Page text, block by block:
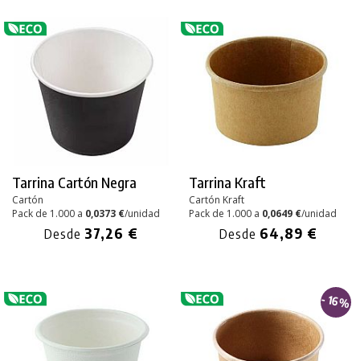
Tarrina Cartón Negra
Cartón
Pack de 1.000 a 0,0373 €/unidad
Desde 37,26 €
Tarrina Kraft
Cartón Kraft
Pack de 1.000 a 0,0649 €/unidad
Desde 64,89 €
- 16%